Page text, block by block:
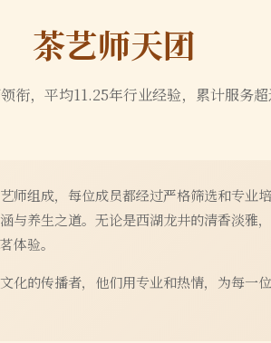
茶艺师天团
衔，平均11.25年行业经验，累计服务
师组成，每位成员都经过严格筛选和专业
与养生之道。无论是西湖龙井的清香淡雅
体验。
化的传播者，他们用专业和热情，为每一